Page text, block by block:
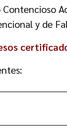
y de